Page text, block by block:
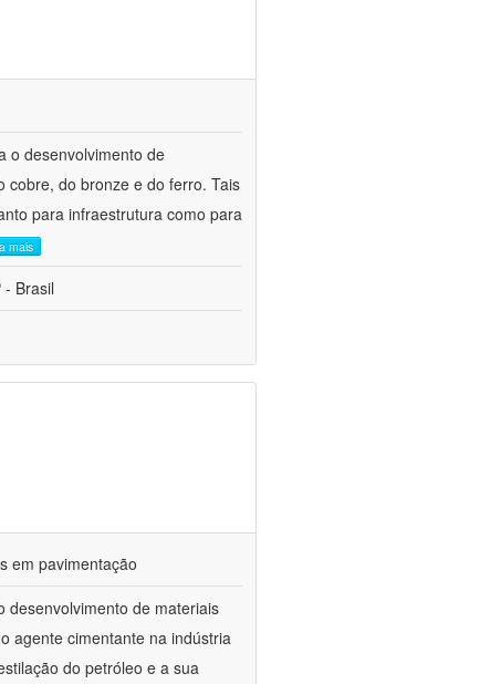
o desenvolvimento de
cobre, do bronze e do ferro. Tais
para infraestrutura como para
mais
Brasil
em pavimentação
desenvolvimento de materiais
agente cimentante na indústria
do petróleo e a sua